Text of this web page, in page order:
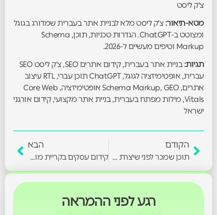
צ'ק ליסט
מטא-תיאור: צ'ק ליסט מלא לבניית אתר בעברית שמדורג בגוגל
ומצוטט ב-ChatGPT. הגדרות טכניות, תוכן, Schema
Markup וטיפים מעשיים ל-2026.
תגיות:
בניית אתר בעברית, קידום אתרים SEO, צ'ק ליסט SEO
עברית, אופטימיזציה לגוגל, ChatGPT תוכן עברי, RTL עיצוב
אתרים, Schema Markup, GEO אופטימיזציה, Core Web
Vitals, מילות מפתח בעברית, בניית אתר מקצועי, קידום אורגני
ישראל
הקודם
תוכן שמכר לפני שיצרת קמפיין – אסטרטגיית Content-First
הבא
קידום עסקים בקריית מוצקין, הקריות וגליל מערבי
רגע לפני ההמראה